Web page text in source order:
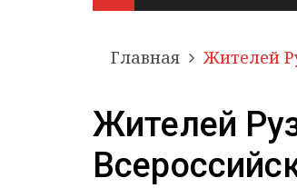
Главная Жителей
Жителей